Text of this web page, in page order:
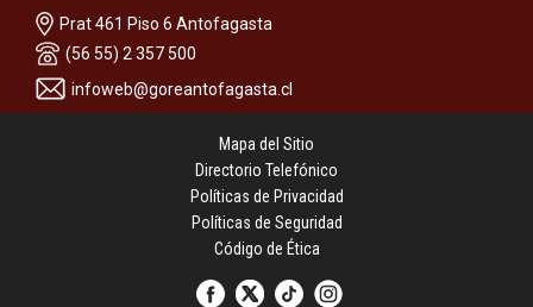
Prat 461 Piso 6 Antofagasta
(56 55) 2 357 500
infoweb@goreantofagasta.cl
Mapa del Sitio
Directorio Telefónico
Políticas de Privacidad
Políticas de Seguridad
Código de Ética